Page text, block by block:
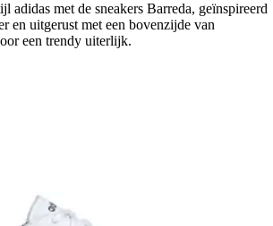
adidas met de sneakers Barreda, geïnspireerd
en uitgerust met een bovenzijde van
een trendy uiterlijk.